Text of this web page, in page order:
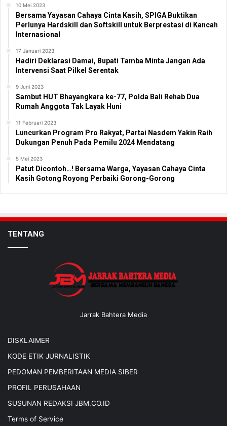
10 Mei 2023
Bersama Yayasan Cahaya Cinta Kasih, SPIGA Buktikan
Perlunya Hardskill dan Softskill untuk Berprestasi di Kancah
Internasional
17 Januari 2023
Hadiri Deklarasi Damai, Bupati Tamba Minta Jangan Ada
Intervensi Saat Pilkel Serentak
9 Juni 2023
Sambut HUT Bhayangkara ke-77, Polda Bali Rehab Dua
Rumah Anggota Tak Layak Huni
11 Februari 2023
Luncurkan Program Pro Rakyat, Partai Nasdem Yakin Raih
Dukungan Penuh Pada Pemilu 2024 Mendatang
5 Mei 2023
Patut Dicontoh…! Bersama Warga, Yayasan Cahaya Cinta
Kasih Gotong Royong Perbaiki Gorong-Gorong
TENTANG
Jarrak Bahtera Media
DISKLAIMER
KODE ETIK JURNALISTIK
PEDOMAN PEMBERITAAN MEDIA SIBER
PROFIL PERUSAHAAN
SUSUNAN REDAKSI JBM.CO.ID
Terms of Service